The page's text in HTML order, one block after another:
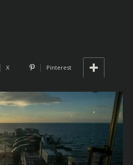
X Pinterest